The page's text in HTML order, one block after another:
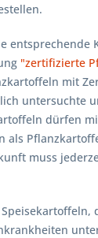
entsprechende
"zertifizierte
mit
untersuchte
dürfen
als
muss